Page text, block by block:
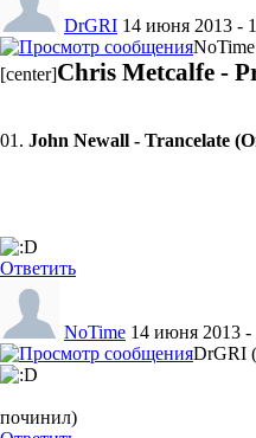
DrGRI 14 июня 2013 -
[center]Chris Metcalfe -
01. John Newall - Trancelate
Ответить
NoTime 14 июня 2013 -
DrGRI
починил)